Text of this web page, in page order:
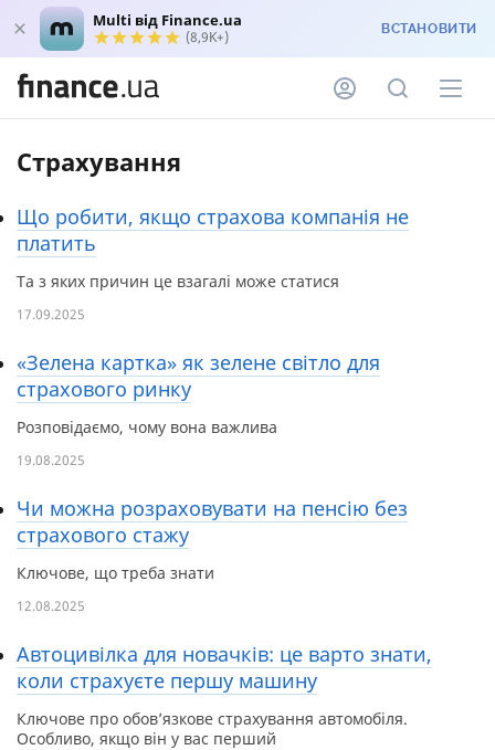
Multi від Finance.ua
(8,9K+) ВСТАНОВИТИ
Страхування
Що робити, якщо страхова компанія не
платить
Та з яких причин це взагалі може статися
17.09.2025
«Зелена картка» як зелене світло для
страхового ринку
Розповідаємо, чому вона важлива
19.08.2025
Чи можна розраховувати на пенсію без
страхового стажу
Ключове, що треба знати
12.08.2025
Автоцивілка для новачків: це варто знати,
коли страхуєте першу машину
Ключове про обов’язкове страхування автомобіля.
Особливо, якщо він у вас перший